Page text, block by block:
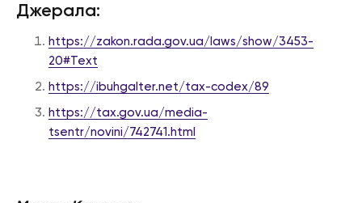
Джерала:
https://zakon.rada.gov.ua/laws/show/3453-
20#Text
https://ibuhgalter.net/tax-codex/89
https://tax.gov.ua/media-
tsentr/novini/742741.html